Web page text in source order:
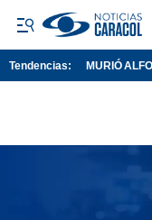
Tendencias: MURIÓ